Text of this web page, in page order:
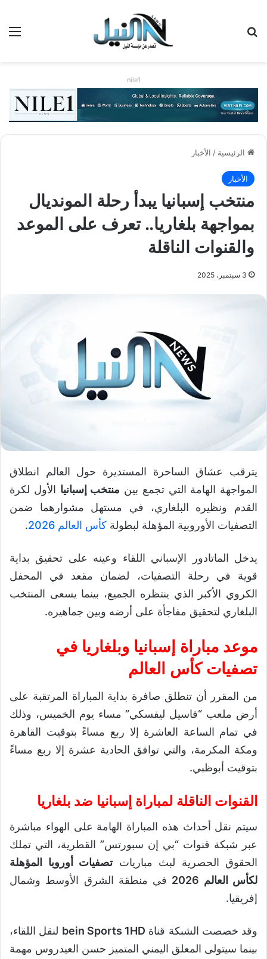
nile1
الرئيسية / الأخبار
الأخبار
منتخب إسبانيا يبدأ رحلة المونديال
بمواجهة بلغاريا.. تعرف على الموعد
والقنوات الناقلة
3 سبتمبر، 2025
يترقب عشاق الساحرة المستديرة حول العالم انطلاق
المواجهة الهامة التي تجمع بين منتخب إسبانيا الأول لكرة
القدم ونظيره البلغاري، في مستهل مشوارهما ضمن
التصفيات الأوروبية المؤهلة لبطولة كأس العالم 2026 .
يدخل الماتادور الإسباني اللقاء وعينه على تحقيق بداية
قوية في رحلة التصفيات، لضمان مقعد في المحفل
الكروي الأكبر الذي ينتظره الجميع، بينما يسعى المنتخب
البلغاري لتحقيق مفاجأة على أرضه وبين جماهيره.
موعد مباراة إسبانيا وبلغاريا في
تصفيات كأس العالم
من المقرر أن تنطلق صافرة بداية المباراة المرتقبة على
أرض ملعب “فاسيل ليفسكي” مساء يوم الخميس، وذلك
في تمام الساعة العاشرة إلا ربع مساءً بتوقيت القاهرة
ومكة المكرمة، والتي توافق الحادية عشرة إلا ربع مساءً
بتوقيت أبوظبي.
القنوات الناقلة لمباراة إسبانيا ضد بلغاريا
سيتم نقل أحداث هذه المباراة الهامة على الهواء مباشرة
عبر شبكة قنوات “بي إن سبورتس” القطرية، التي تملك
الحقوق الحصرية لبث مبارياتتصفيات أوروبا المؤهلة
لكأس العالم 2026
في منطقة الشرق الأوسط وشمال
إفريقيا.
وقد خصصت الشبكة قناة bein Sports 1HD لنقل اللقاء،
بينما سيتولى المعلق اليمني المتميز حسن العيدروس مهمة